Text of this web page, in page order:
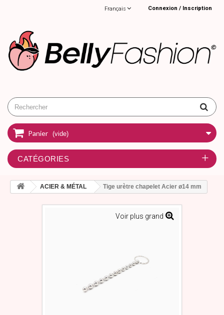
Connexion / Inscription
Français
Panier (vide)
CATÉGORIES
ACIER & MÉTAL Tige urètre chapelet Acier ø14 mm
Voir plus grand